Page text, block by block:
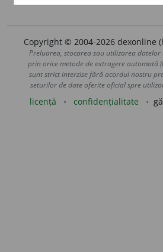
Copyright © 2004-2026 dexonline
Preluarea, stocarea sau utilizarea datelor
prin orice metode de extragere automată
sunt strict interzise fără acordul nostru
seturilor de date oferite oficial spre
licență confidențialitate